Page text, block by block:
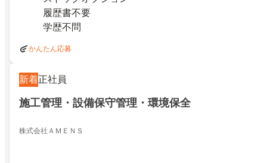
履歴書不要
学歴不問
かんたん応募
新着正社員
施工管理・設備保守管理・環境保全
株式会社ＡＭＥＮＳ